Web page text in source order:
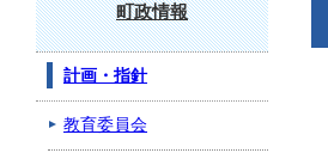
町政情報
計画・指針
教育委員会